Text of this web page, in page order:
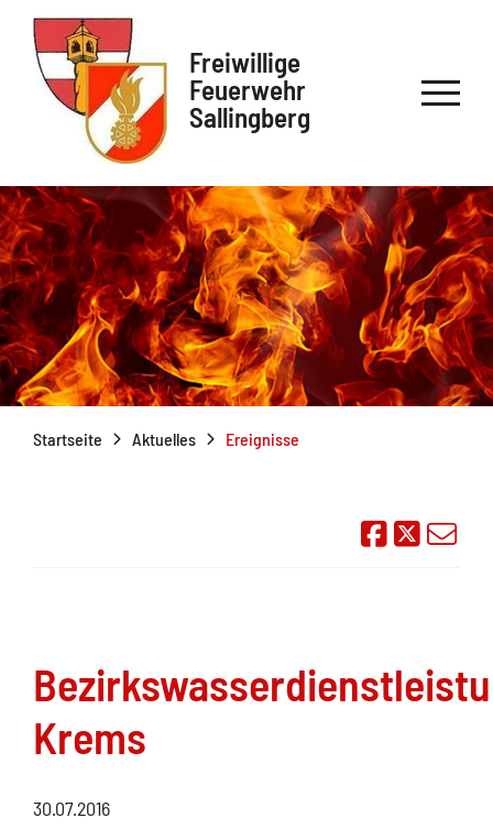
Freiwillige
Feuerwehr
Sallingberg
Startseite Aktuelles Ereignisse
Auf
Krems
30.07.2016